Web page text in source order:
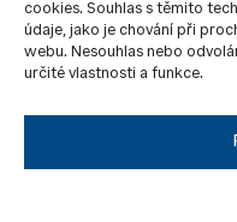
cookies. Souhlas s těmito
údaje, jako je chování při
webu. Nesouhlas nebo
určité vlastnosti a funkce.
Quanto 3000 3 203